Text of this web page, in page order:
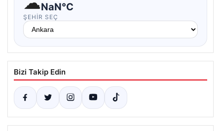
NaN°C
ŞEHIR SEÇ
Bizi Takip Edin